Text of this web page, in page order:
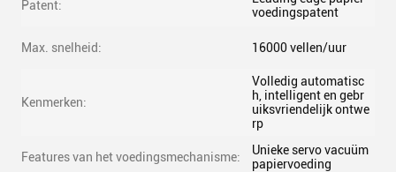
Patent:
voedingspatent
Max. snelheid: 16000 vellen/uur
Kenmerken:
Volledig automatisc
h, intelligent en gebr
uiksvriendelijk ontwe
rp
Features van het voedingsmechanisme:
Unieke servo vacuüm
papiervoeding